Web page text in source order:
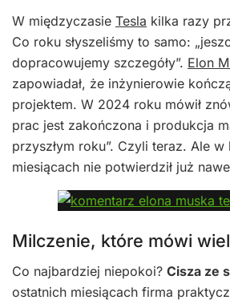
W międzyczasie Tesla kilka razy
Co roku słyszeliśmy to samo:
dopracowujemy szczegóły”. Elon
zapowiadał, że inżynierowie
projektem. W 2024 roku mówił
prac jest zakończona i produkcja
przyszłym roku”. Czyli teraz. Ale w
miesiącach nie potwierdził już
Milczenie, które mówi
Co najbardziej niepokoi? Cisza ze
ostatnich miesiącach firma